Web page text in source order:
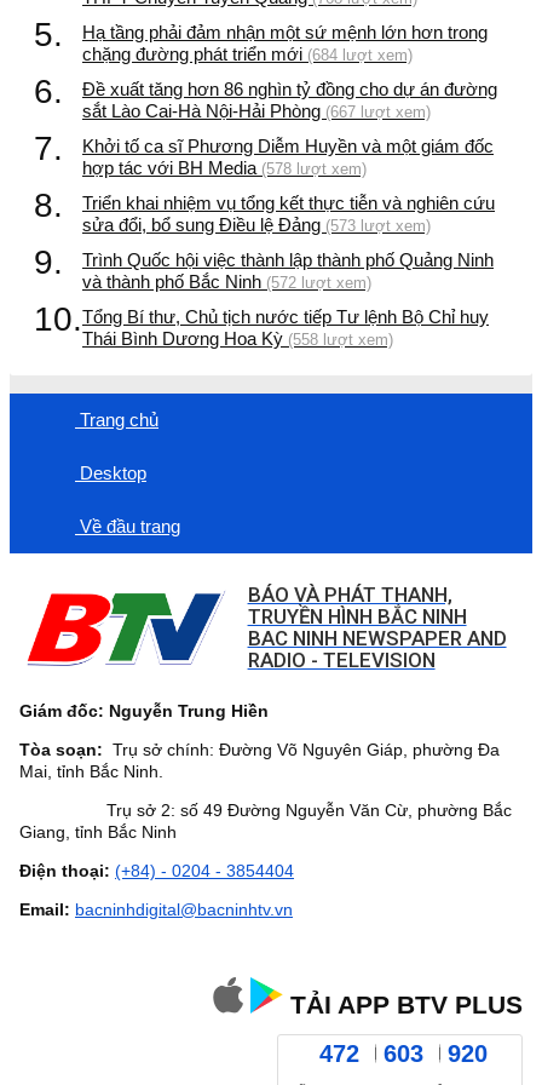
5.
Hạ tầng phải đảm nhận một sứ mệnh lớn hơn trong
chặng đường phát triển mới (684 lượt xem)
6.
Đề xuất tăng hơn 86 nghìn tỷ đồng cho dự án đường
sắt Lào Cai-Hà Nội-Hải Phòng (667 lượt xem)
7.
Khởi tố ca sĩ Phương Diễm Huyền và một giám đốc
hợp tác với BH Media (578 lượt xem)
8.
Triển khai nhiệm vụ tổng kết thực tiễn và nghiên cứu
sửa đổi, bổ sung Điều lệ Đảng (573 lượt xem)
9.
Trình Quốc hội việc thành lập thành phố Quảng Ninh
và thành phố Bắc Ninh (572 lượt xem)
10.Tổng Bí thư, Chủ tịch nước tiếp Tư lệnh Bộ Chỉ huy
Thái Bình Dương Hoa Kỳ (558 lượt xem)
Trang chủ
Desktop
Về đầu trang
BÁO VÀ PHÁT THANH,
TRUYỀN HÌNH BẮC NINH
BAC NINH NEWSPAPER AND
RADIO - TELEVISION
Giám đốc: Nguyễn Trung Hiền
Tòa soạn: Trụ sở chính: Đường Võ Nguyên Giáp, phường Đa
Mai, tỉnh Bắc Ninh.
Trụ sở 2: số 49 Đường Nguyễn Văn Cừ, phường Bắc
Giang, tỉnh Bắc Ninh
Điện thoại: (+84) - 0204 - 3854404
Email: bacninhdigital@bacninhtv.vn
TẢI APP BTV PLUS
472 603 920